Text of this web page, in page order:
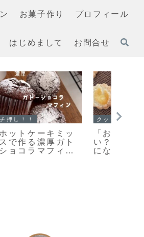
お菓子作り プロフィール
はじめまして お問合せ
イチ押し！！
「基本の型抜きクッ
キー生地」簡単で扱
いやすいプレーンク
スコー